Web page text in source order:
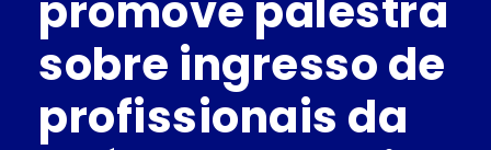
promove palestra
sobre ingresso de
profissionais da